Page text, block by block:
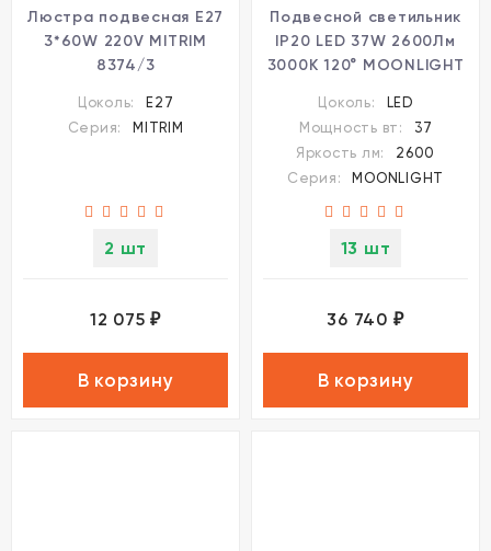
Люстра подвесная E27
3*60W 220V MITRIM
8374/3
Цоколь:
E27
Серия:
MITRIM
2 шт
12 075₽
В корзину
Подвесной светильник
IP20 LED 37W 2600Лм
3000K 120° MOONLIGHT
Цоколь:
LED
Мощность вт:
37
Яркость лм:
2600
Серия:
MOONLIGHT
13 шт
36 740 ₽
В корзину